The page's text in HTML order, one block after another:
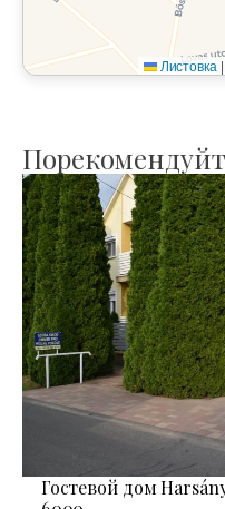
Листовка |
Гостевой дом